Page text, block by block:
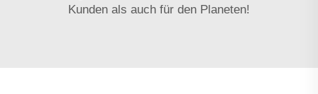
Kunden als auch für den Planeten!